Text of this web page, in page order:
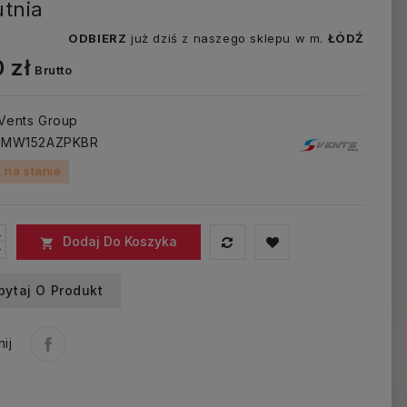
ODBIERZ już dziś z naszego sklepu w m. ŁÓDŹ
zł Brutto
Group
na stanie
 Dodaj Do Koszyka
O Produkt